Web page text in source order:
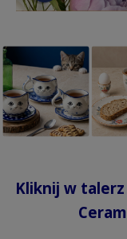
Kliknij w